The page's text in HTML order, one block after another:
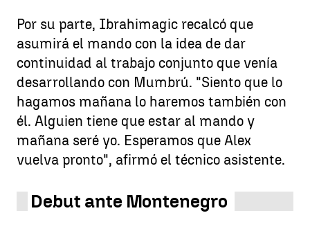
Por su parte, Ibrahimagic recalcó que
asumirá el mando con la idea de dar
continuidad al trabajo conjunto que venía
desarrollando con Mumbrú. "Siento que lo
hagamos mañana lo haremos también con
él. Alguien tiene que estar al mando y
mañana seré yo. Esperamos que Alex
vuelva pronto", afirmó el técnico asistente.
Debut ante Montenegro